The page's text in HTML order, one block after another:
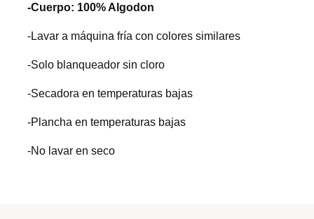
-Cuerpo: 100% Algodon
-Lavar a máquina fría con colores similares
-Solo blanqueador sin cloro
-Secadora en temperaturas bajas
-Plancha en temperaturas bajas
-No lavar en seco